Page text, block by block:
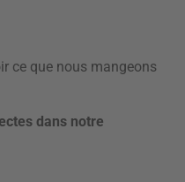
ce que nous mangeons
dans notre